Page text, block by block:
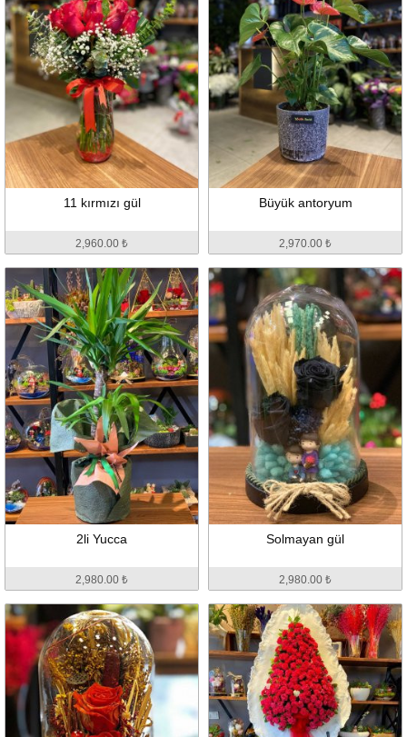
11 kırmızı gül
2,960.00 ₺
Büyük antoryum
2,970.00 ₺
2li Yucca
2,980.00 ₺
Solmayan gül
2,980.00 ₺